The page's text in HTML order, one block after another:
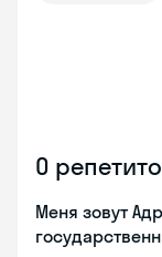
О
Меня зовут